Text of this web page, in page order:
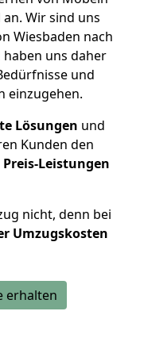
Wir sind uns
Wiesbaden nach
uns daher
und
einzugehen.
Lösungen und
Kunden den
Leistungen
nicht, denn bei
Umzugskosten
erhalten